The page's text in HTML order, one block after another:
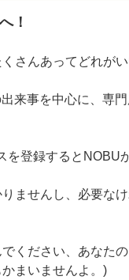
！
さんあってどれが
来事を中心に、専
登録するとNOBU
ませんし、必要な
ください、あなた
まいませんよ。)